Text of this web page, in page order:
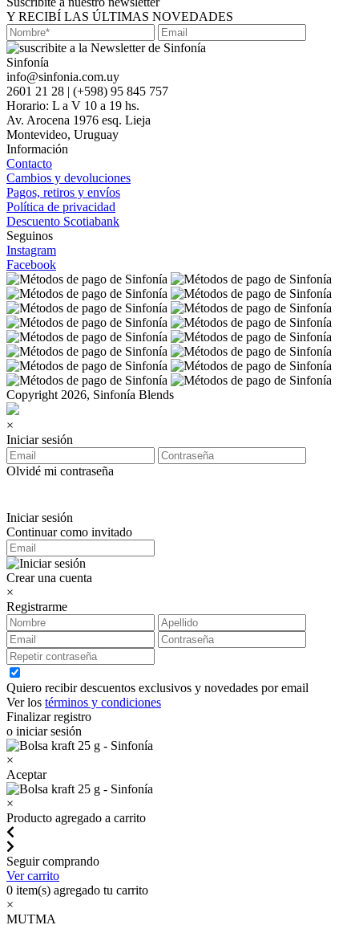
Y RECIBÍ LAS ÚLTIMAS NOVEDADES
Sinfonía
info@sinfonia.com.uy
2601 21 28 | (+598) 95 845 757
Horario: L a V 10 a 19 hs.
Av. Arocena 1976 esq. Lieja
Montevideo, Uruguay
Información
Contacto
Cambios y devoluciones
Pagos, retiros y envíos
Política de privacidad
Descuento Scotiabank
Seguinos
Instagram
Facebook
Copyright 2026, Sinfonía Blends
×
Iniciar sesión
Olvidé mi contraseña
Iniciar sesión
Continuar como invitado
Crear una cuenta
×
Registrarme
Quiero recibir descuentos exclusivos y novedades por email
Ver los términos y condiciones
Finalizar registro
o iniciar sesión
×
Aceptar
×
Producto agregado a carrito
Seguir comprando
Ver carrito
0 item(s) agregado tu carrito
×
MUTMA